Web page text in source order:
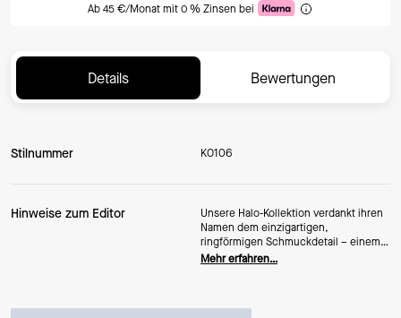
Ab 45 €/Monat mit 0 % Zinsen bei
Details Bewertungen
Stilnummer KO106
Hinweise zum Editor
Unsere Halo-Kollektion verdankt ihren
Namen dem einzigartigen,
ringförmigen Schmuckdetail – einem
Archiv-Element aus den Anfangstagen
Veloursleder ein.
Mehr erfahren…